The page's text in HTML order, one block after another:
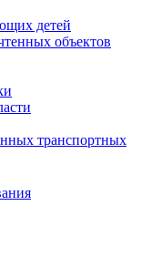
детей
объектов
транспортных